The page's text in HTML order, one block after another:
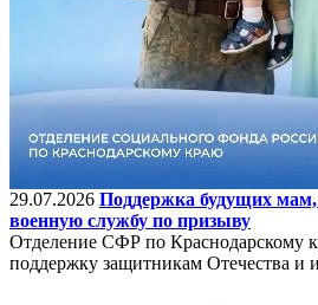
29.07.2026 Поддержка будущих
военную службу по призыву
Отделение СФР по Краснодарскому
поддержку защитникам Отечества и